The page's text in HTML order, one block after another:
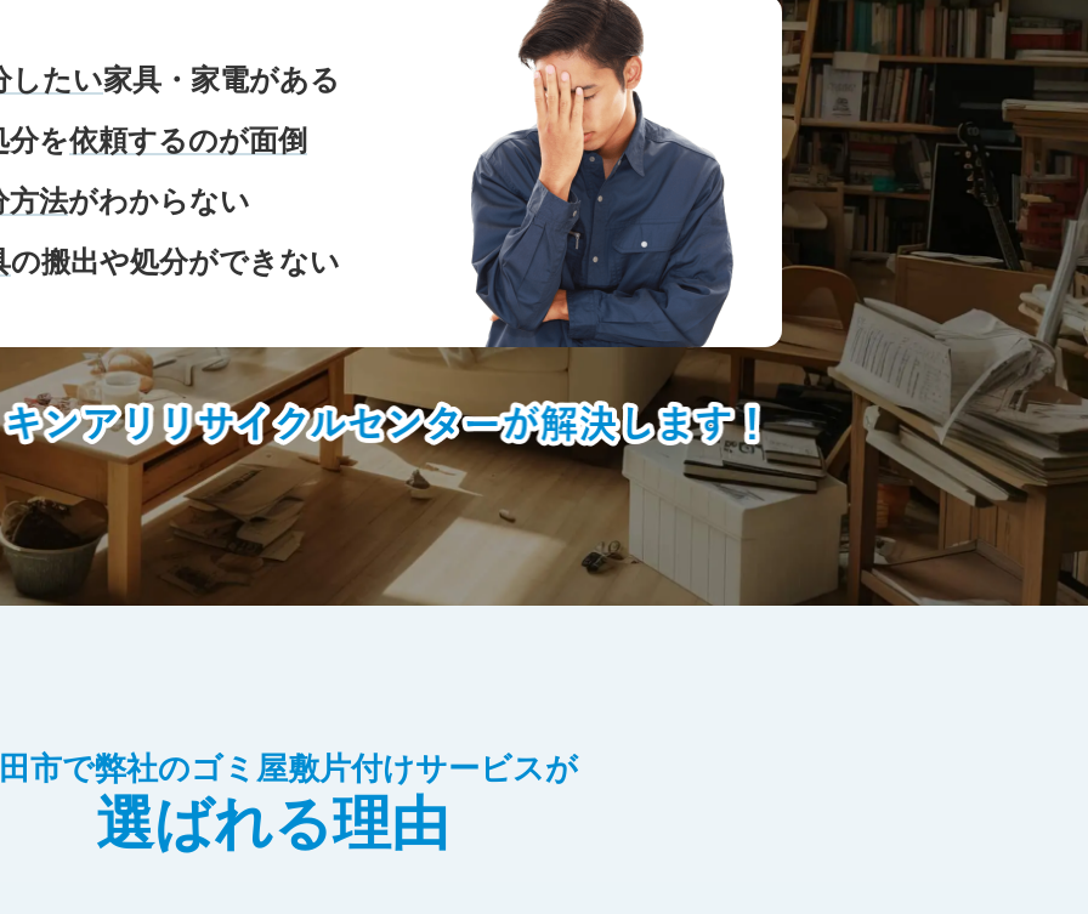
したい家具・家電がある
分を依頼するのが面倒
方法がわからない
の搬出や処分ができない
市で弊社のゴミ屋敷片付けサービスが
選ばれる理由